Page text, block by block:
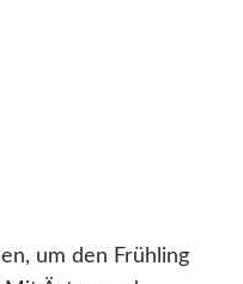
um den Frühling